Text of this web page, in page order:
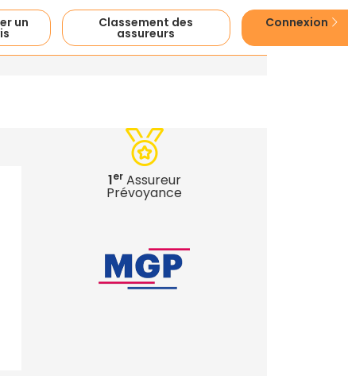
un Classement des
assureurs
Connexion
1er Assureur
Prévoyance